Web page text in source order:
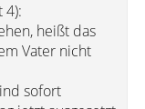
4):
heißt das
Vater nicht
sofort